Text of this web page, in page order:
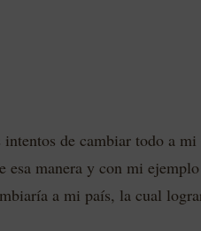
de cambiar todo a
esa manera y con mi
a mi país, la cual